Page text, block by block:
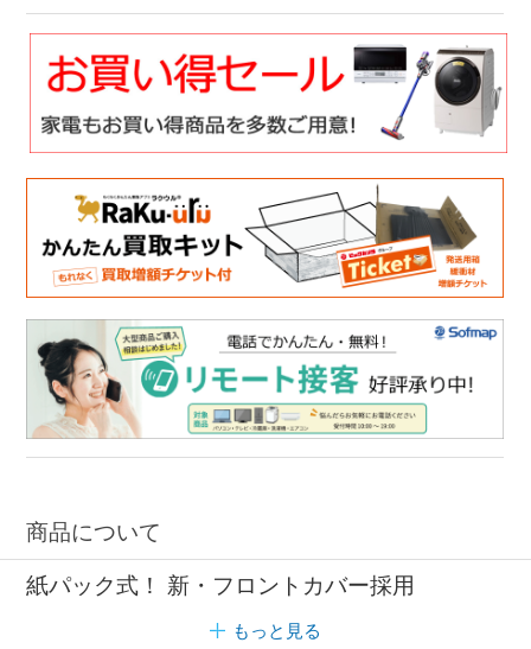
商品について
紙パック式！ 新・フロントカバー採用
もっと見る